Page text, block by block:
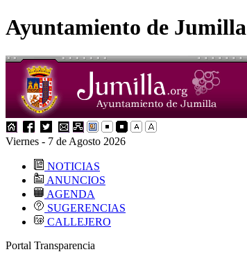
Ayuntamiento de Jumilla
Viernes - 7 de Agosto 2026
NOTICIAS
ANUNCIOS
AGENDA
SUGERENCIAS
CALLEJERO
Portal Transparencia